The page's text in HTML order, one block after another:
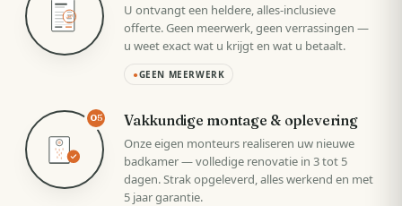
VAST
U ontvangt een heldere, alles-inclusieve
offerte. Geen meerwerk, geen verrassingen —
u weet exact wat u krijgt en wat u betaalt.
●GEEN MEERWERK
05 Vakkundige montage & oplevering
Onze eigen monteurs realiseren uw nieuwe
badkamer — volledige renovatie in 3 tot 5
dagen. Strak opgeleverd, alles werkend en met
5 jaar garantie.